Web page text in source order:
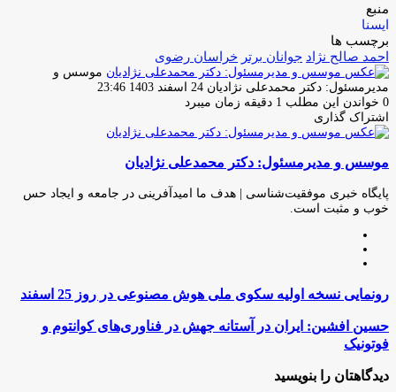
منبع
ایسنا
برچسب ها
احمد صالح نژاد جوانان برتر خراسان رضوی
موسس و
مدیرمسئول: دکتر محمدعلی نژادیان ارسال
ایمیل
24 اسفند 1403 23:46
0 خواندن این مطلب 1 دقیقه زمان میبرد
اشتراک گذاری
فیس
توئیتر
لینکدین
واتس
تلگرام
اشتراک
از
ایمیل
چاپ
موسس و مدیرمسئول: دکتر محمدعلی نژادیان
پایگاه خبری موفقیت‌شناسی | هدف ما امیدآفرینی در جامعه و ایجاد حس
خوب و مثبت است.
رونمایی
نسخه
اولیه
سکوی
ملی
هوش
مصنوعی
رونمایی نسخه اولیه سکوی ملی هوش مصنوعی در روز 25 اسفند
حسین
افشین:
ایران
آستانه
حسین افشین: ایران در آستانه جهش در فناوری‌های کوانتوم و
فوتونیک
دیدگاهتان را بنویسید